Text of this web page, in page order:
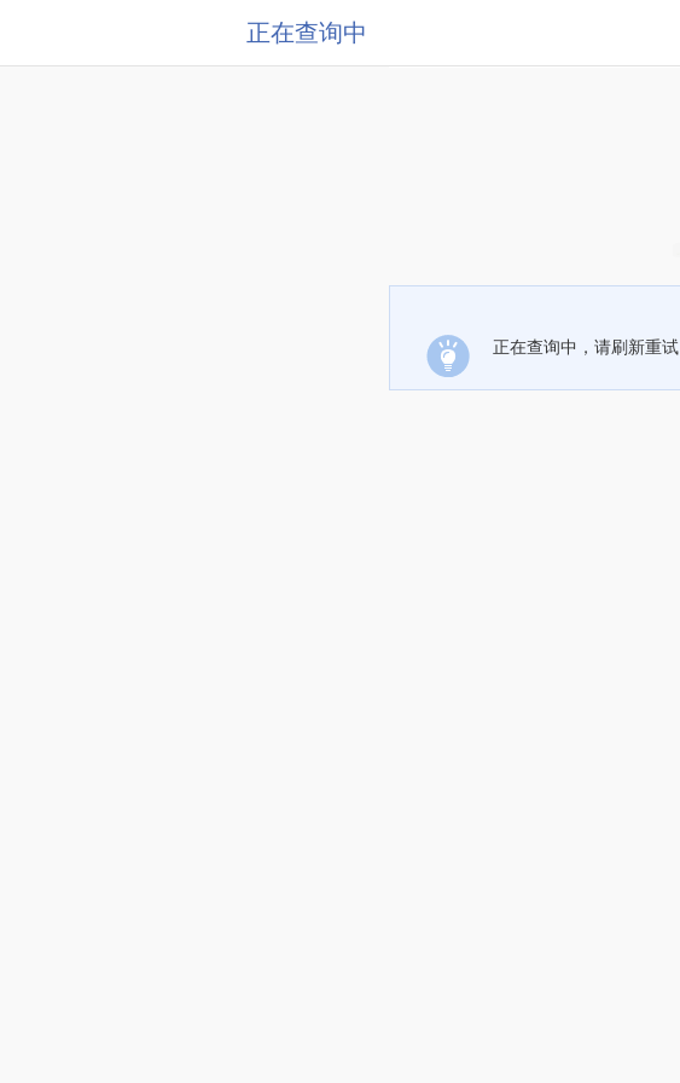
正在查询中
正在查询中，请刷新重试